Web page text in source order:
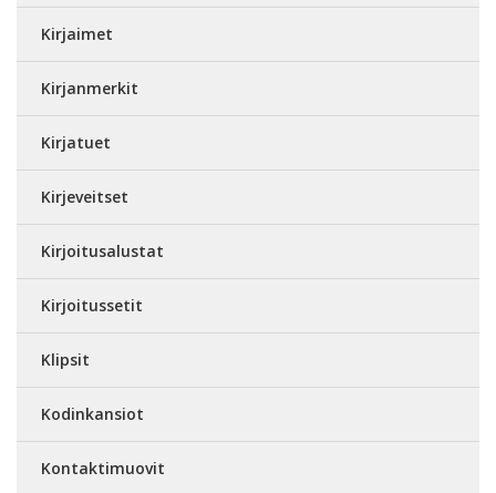
Kirjaimet
Kirjanmerkit
Kirjatuet
Kirjeveitset
Kirjoitusalustat
Kirjoitussetit
Klipsit
Kodinkansiot
Kontaktimuovit